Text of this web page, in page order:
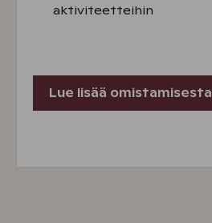
aktiviteetteihin
Lue lisää omistamisesta